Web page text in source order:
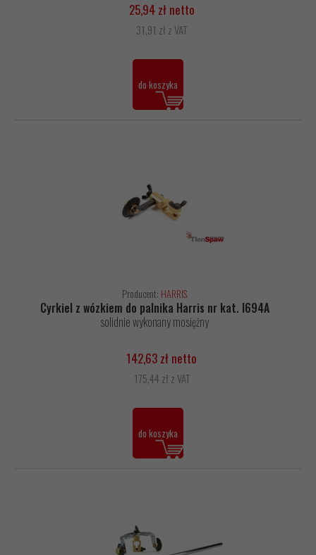
25,94 zł netto
31,91 zł z VAT
do koszyka
Producent: HARRIS
Cyrkiel z wózkiem do palnika Harris nr kat. I694A
solidnie wykonany mosiężny
142,63 zł netto
175,44 zł z VAT
do koszyka